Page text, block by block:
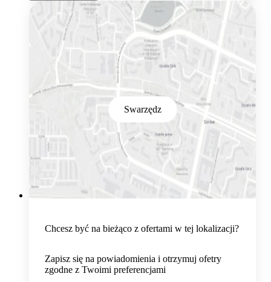
Swarzędz
Chcesz być na bieżąco z ofertami w tej lokalizacji?
Zapisz się na powiadomienia i otrzymuj ofetry
zgodne z Twoimi preferencjami